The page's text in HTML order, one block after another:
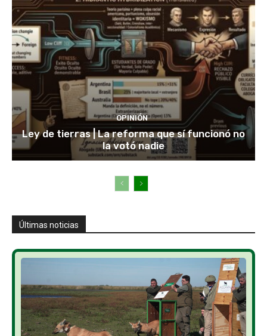
OPINIÓN
Ley de tierras | La reforma que sí funcionó no
la votó nadie
Últimas noticias